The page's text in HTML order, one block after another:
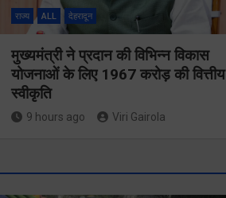
राज्य ALL देहरादून
मुख्यमंत्री ने प्रदान की विभिन्न विकास
योजनाओं के लिए 1967 करोड़ की वित्तीय
स्वीकृति
9 hours ago Viri Gairola